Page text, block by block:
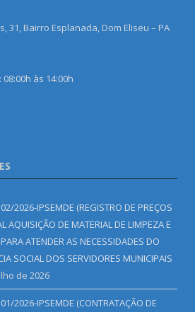
31, Bairro Esplanada, Dom Eliseu – PA
às 14:00h
2026-IPSEMDE (REGISTRO DE PREÇOS
AQUISIÇÃO DE MATERIAL DE LIMPEZA E
ATENDER AS NECESSIDADES DO
SOCIAL DOS SERVIDORES MUNICIPAIS
de 2026
2026-IPSEMDE (CONTRATAÇÃO DE